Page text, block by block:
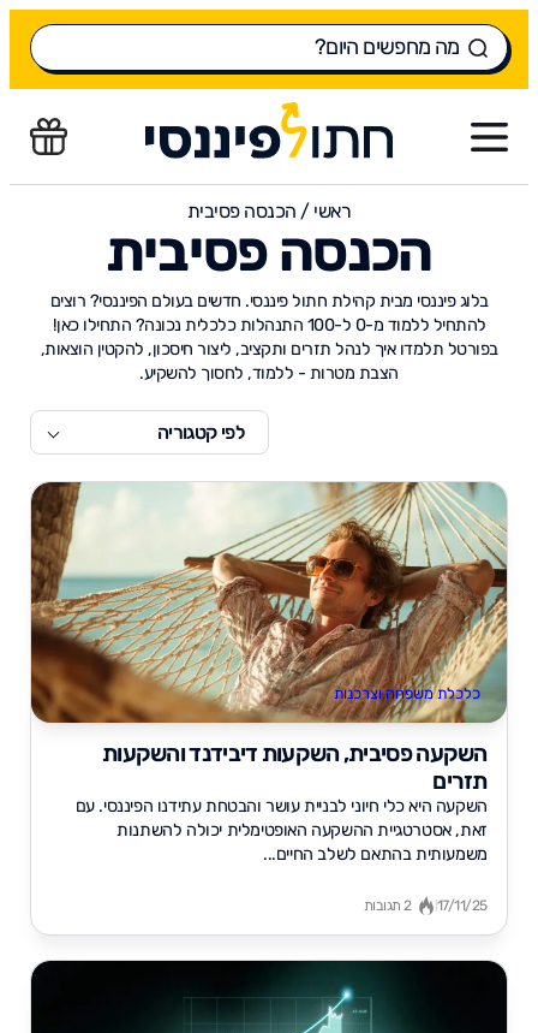
ראשי / הכנסה פסיבית
הכנסה פסיבית
בלוג פיננסי מבית קהילת חתול פיננסי. חדשים בעולם הפיננסי? רוצים
להתחיל ללמוד מ-0 ל-100 התנהלות כלכלית נכונה? התחילו כאן!
בפורטל תלמדו איך לנהל תזרים ותקציב, ליצור חיסכון, להקטין הוצאות,
הצבת מטרות - ללמוד, לחסוך להשקיע.
לפי קטגוריה
כלכלת משפחה וצרכנות
השקעה פסיבית, השקעות דיבידנד והשקעות
תזרים
השקעה היא כלי חיוני לבניית עושר והבטחת עתידנו הפיננסי. עם
זאת, אסטרטגיית ההשקעה האופטימלית יכולה להשתנות
משמעותית בהתאם לשלב החיים...
17/11/25 2 תגובות